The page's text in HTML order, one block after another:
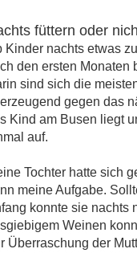
füttern oder
Kinder nachts etwas
den ersten Monaten
sind sich die
gegen das
Kind am Busen liegt
auf.
Tochter hatte sich
meine Aufgabe.
konnte sie nachts
Weinen
Überraschung der